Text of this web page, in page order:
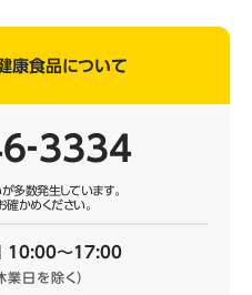
康食品について
多数発生しています。
かめください。
10:00～17:00
業日を除く）